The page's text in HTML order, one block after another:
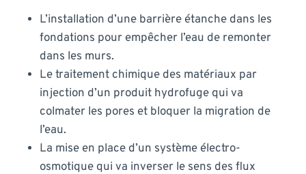
L’installation d’une barrière étanche dans les
fondations pour empêcher l’eau de remonter
dans les murs.
Le traitement chimique des matériaux par
injection d’un produit hydrofuge qui va
colmater les pores et bloquer la migration de
l’eau.
La mise en place d’un système électro-
osmotique qui va inverser le sens des flux